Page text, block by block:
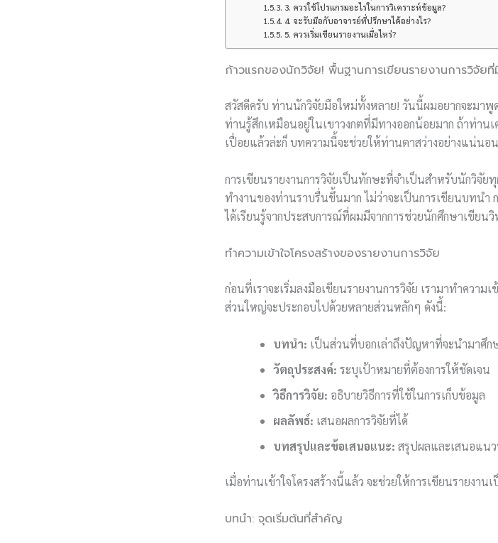
3. ควรใช้โปรแกรมอะไรในการวิเคราะห์ข้อมูล?
4. จะรับมือกับอาจารย์ที่ปรึกษาได้อย่างไร?
5. ควรเริ่มเขียนรายงานเมื่อไหร่?
ก้าวแรกของนักวิจัย! พื้นฐานการเขียนรายงานการวิจัยที่
สวัสดีครับ ท่านนักวิจัยมือใหม่ทั้งหลาย! วันนี้ผมอยากจะมาพู
ท่านรู้สึกเหมือนอยู่ในเขาวงกตที่มีทางออกน้อยมาก ถ้าท่า
เปื่อยแล้วล่ะก็ บทความนี้จะช่วยให้ท่านตาสว่างอย่างแน่นอ
การเขียนรายงานการวิจัยเป็นทักษะที่จำเป็นสำหรับนักวิจัย
ทำงานของท่านราบรื่นขึ้นมาก ไม่ว่าจะเป็นการเขียนบทนำ
ได้เรียนรู้จากประสบการณ์ที่ผมมีจากการช่วยนักศึกษาเขียน
ทำความเข้าใจโครงสร้างของรายงานการวิจัย
ก่อนที่เราจะเริ่มลงมือเขียนรายงานการวิจัย เรามาทำความ
ส่วนใหญ่จะประกอบไปด้วยหลายส่วนหลักๆ ดังนี้:
บทนำ: เป็นส่วนที่บอกเล่าถึงปัญหาที่จะนำมาศึก
วัตถุประสงค์: ระบุเป้าหมายที่ต้องการให้ชัดเจน
วิธีการวิจัย: อธิบายวิธีการที่ใช้ในการเก็บข้อมูล
ผลลัพธ์: เสนอผลการวิจัยที่ได้
บทสรุปและข้อเสนอแนะ: สรุปผลและเสนอแน
เมื่อท่านเข้าใจโครงสร้างนี้แล้ว จะช่วยให้การเขียนรายงาน
บทนำ: จุดเริ่มต้นที่สำคัญ